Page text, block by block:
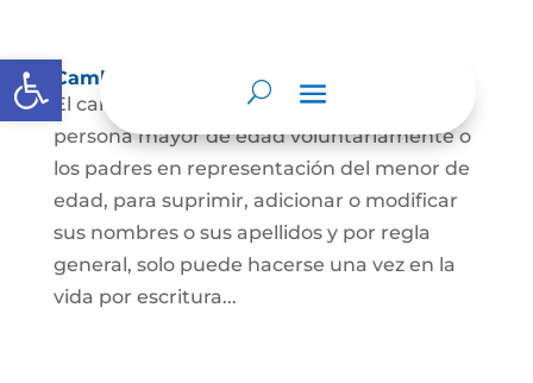
Abrir barra de herramientas
Cambio Nombre
El cambio de nombre lo podrá hacer la
persona mayor de edad voluntariamente o
los padres en representación del menor de
edad, para suprimir, adicionar o modificar
sus nombres o sus apellidos y por regla
general, solo puede hacerse una vez en la
vida por escritura...